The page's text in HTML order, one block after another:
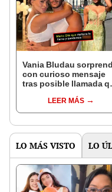
Vania Bludau
con curioso mensaje
tras posible llamada
"Qué divertido todo"
LEER MÁS
LO MÁS VISTO LO